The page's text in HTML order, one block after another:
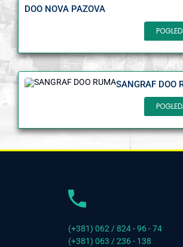
DOO NOVA PAZOVA
SANGRAF DOO
(+381) 062 / 824 - 96 - 74
(+381) 063 / 236 - 138